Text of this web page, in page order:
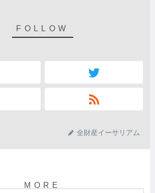
全財産イーサリアム